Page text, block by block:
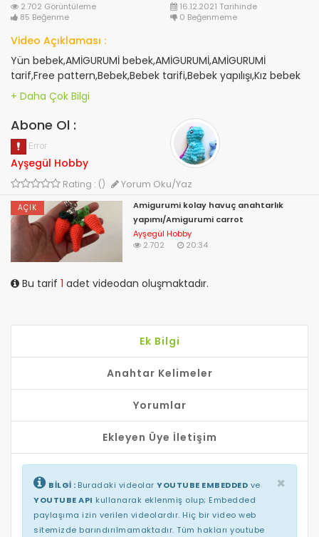
2.702 Görüntüleme
16.12.2021 Tarihinde
85 Beğenme
0 Beğenmeme
Video Açıklaması :
Yün bebek,AMİGURUMİ bebek,AMİGURUMİ,AMİGURUMİ
tarif,Free pattern,Bebek,Bebek tarifi,Bebek yapılışı,Kız bebek
yapılışı,AMİGURUMİ bebek
yapılışı,padronizar,Recitar,Muster,نمط,Doll pattern,Amigurumi
free pattern,Kolay amigurumi iPad’imden gönderildi
Abone Ol :
Ayşegül Hobby
Rating : () Yorum Oku/Yaz
AÇIK
Amigurumi kolay havuç anahtarlık
yapımı/Amigurumi carrot
Ayşegül Hobby
2.702
20:34
Bu tarif 1 adet videodan oluşmaktadır.
Ek Bilgi
Anahtar Kelimeler
Yorumlar
Ekleyen Üye İletişim
×
BİLGİ : Buradaki videolar YOUTUBE EMBEDDED ve
YOUTUBE API kullanarak eklenmiş olup; Embedded
paylaşıma izin verilen videolardır. Hiç bir video web
sitemizde barındırılmamaktadır. Tüm hakları youtube